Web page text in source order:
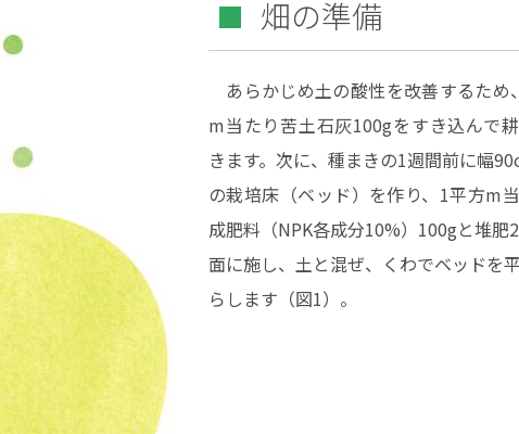
畑の準備
あらかじめ土の酸性を改善するため
m当たり苦土石灰100gをすき込んで
きます。次に、種まきの1週間前に幅
の栽培床（ベッド）を作り、1平方m
成肥料（NPK各成分10%）100gと堆肥
面に施し、土と混ぜ、くわでベッドを
らします（図1）。